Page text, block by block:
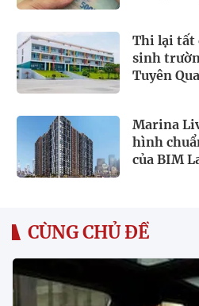
Thi lại tất
sinh
Tuyên
Marina
hình
của BIM
CÙNG CHỦ ĐỀ